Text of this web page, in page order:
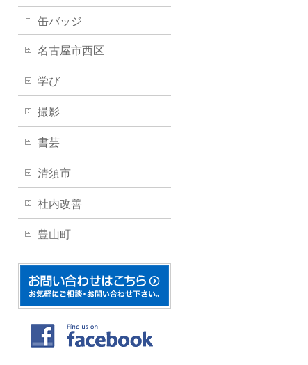
缶バッジ
名古屋市西区
学び
撮影
書芸
清須市
社内改善
豊山町